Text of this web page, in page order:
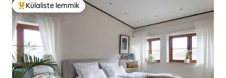
Külaliste suur lemmik
Külaliste lemmik